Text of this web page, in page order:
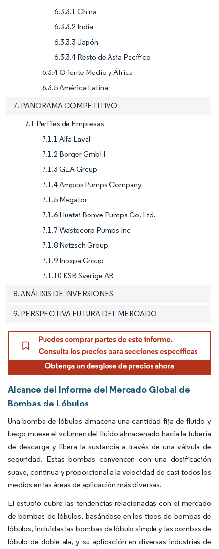
6.3.3.1 China
6.3.3.2 India
6.3.3.3 Japón
6.3.3.4 Resto de Asia Pacífico
6.3.4 Oriente Medio y África
6.3.5 América Latina
7. PANORAMA COMPETITIVO
7.1 Perfiles de Empresas
7.1.1 Alfa Laval
7.1.2 Borger GmbH
7.1.3 GEA Group
7.1.4 Ampco Pumps Company
7.1.5 Megator
7.1.6 Huatai Bonve Pumps Co. Ltd.
7.1.7 Wastecorp Pumps Inc
7.1.8 Netzsch Group
7.1.9 Inoxpa Group
7.1.10 KSB Sverige AB
8. ANÁLISIS DE INVERSIONES
9. PERSPECTIVA FUTURA DEL MERCADO
Alcance del Informe del Mercado Global de
Bombas de Lóbulos
Una bomba de lóbulos almacena una cantidad fija de fluido y
luego mueve el volumen del fluido almacenado hacia la tubería
de descarga y libera la sustancia a través de una válvula de
seguridad. Estas bombas convencen con una dosificación
suave, continua y proporcional a la velocidad de casi todos los
medios en las áreas de aplicación más diversas.
El estudio cubre las tendencias relacionadas con el mercado
de bombas de lóbulos, basándose en los tipos de bombas de
lóbulos, incluidas las bombas de lóbulo simple y las bombas de
lóbulo de doble ala, y su aplicación en diversas industrias de